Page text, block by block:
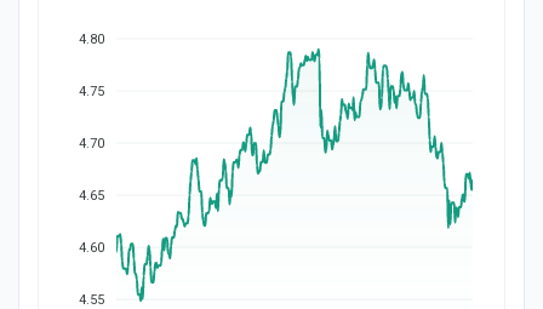
4.80
4.75
4.70
4.65
4.60
4.55